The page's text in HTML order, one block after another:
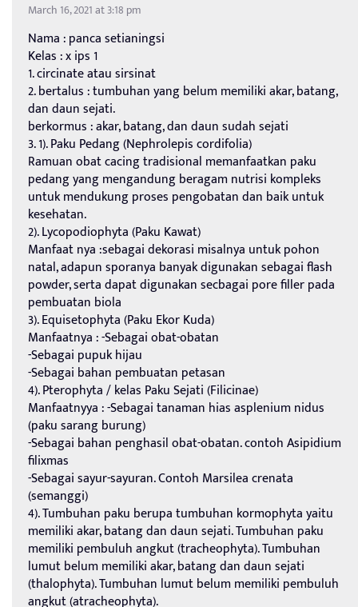
March 16, 2021 at 3:18 pm
Nama : panca setianingsi
Kelas : x ips 1
1. circinate atau sirsinat
2. bertalus : tumbuhan yang belum memiliki akar, batang,
dan daun sejati.
berkormus : akar, batang, dan daun sudah sejati
3. 1). Paku Pedang (Nephrolepis cordifolia)
Ramuan obat cacing tradisional memanfaatkan paku
pedang yang mengandung beragam nutrisi kompleks
untuk mendukung proses pengobatan dan baik untuk
kesehatan.
2). Lycopodiophyta (Paku Kawat)
Manfaat nya :sebagai dekorasi misalnya untuk pohon
natal, adapun sporanya banyak digunakan sebagai flash
powder, serta dapat digunakan secbagai pore filler pada
pembuatan biola
3). Equisetophyta (Paku Ekor Kuda)
Manfaatnya : -Sebagai obat-obatan
-Sebagai pupuk hijau
-Sebagai bahan pembuatan petasan
4). Pterophyta / kelas Paku Sejati (Filicinae)
Manfaatnyya : -Sebagai tanaman hias asplenium nidus
(paku sarang burung)
-Sebagai bahan penghasil obat-obatan. contoh Asipidium
filixmas
-Sebagai sayur-sayuran. Contoh Marsilea crenata
(semanggi)
4). Tumbuhan paku berupa tumbuhan kormophyta yaitu
memiliki akar, batang dan daun sejati. Tumbuhan paku
memiliki pembuluh angkut (tracheophyta). Tumbuhan
lumut belum memiliki akar, batang dan daun sejati
(thalophyta). Tumbuhan lumut belum memiliki pembuluh
angkut (atracheophyta).